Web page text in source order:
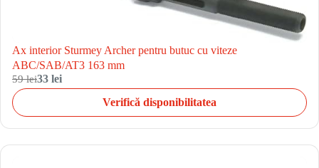
Ax interior Sturmey Archer pentru butuc cu viteze
ABC/SAB/AT3 163 mm
59 lei33 lei
Verifică disponibilitatea